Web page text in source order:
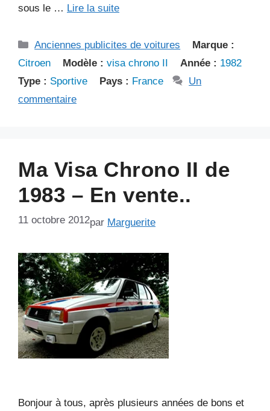
sous le … Lire la suite
Catégories
Anciennes publicites de voitures
Marque :
Citroen
Modèle : visa chrono II Année : 1982
Type : Sportive Pays : France
Un
commentaire
Ma Visa Chrono II de
1983 – En vente..
11 octobre 2012par Marguerite
Bonjour à tous, après plusieurs années de bons et